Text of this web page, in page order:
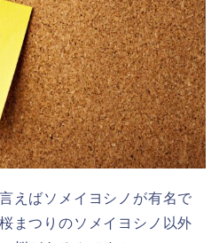
えばソメイヨシノが有名で
まつりのソメイヨシノ以外